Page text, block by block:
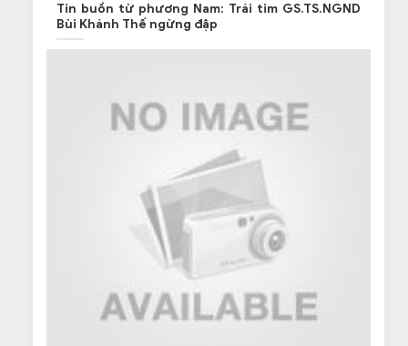
Tin buồn từ phương Nam: Trái tim GS.TS.NGND
Bùi Khánh Thế ngừng đập